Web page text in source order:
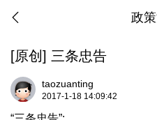
政
[原创] 三条忠告
taozuanting
2017-1-18 14:09:42